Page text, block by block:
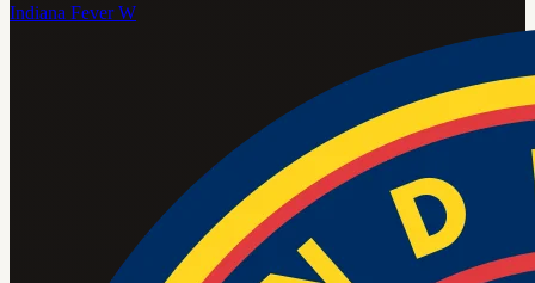
Indiana Fever W